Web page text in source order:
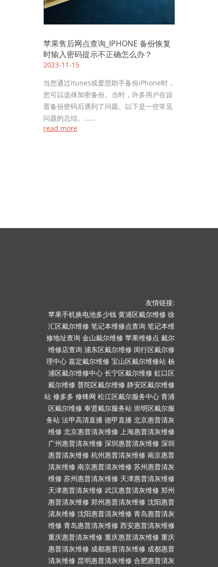
苹果售后网点查询_IPHONE 备份恢复
时输入密码提示不正确怎么办？
2023-11-15
当您通过itunes或爱思助手备份iPhone时，
您可以选择加密备份。当时，许多用户在设
置备份密码后遇到了问题。以下是一些常见
问题的总结。……
read more
友情链接:
苹果手机换电池多少钱 黄浦区戴尔维修 徐
汇区戴尔维修 笔记本维修点查询 笔记本维
修地址查询 金山戴尔维修 苹果维修点 戴尔
维修店查询 浦东区戴尔维修 闵行区戴尔修
理中心 嘉定戴尔维修 宝山区戴尔维修站 杨
浦区戴尔维修中心 长宁区戴尔维修 虹口区
戴尔维修 普陀区戴尔维修 静安区戴尔维修
站 修多多 修锋网 松江区戴尔服务中心 青浦
区戴尔维修 奉贤戴尔服务站 崇明区戴尔服
务站 法甲高清直播 德甲直播 北京惠普清灰
维修 北京惠普清灰维修 上海惠普清灰维修
广州惠普清灰维修 深圳惠普清灰维修 深圳
惠普清灰维修 杭州惠普清灰维修 南京惠普
清灰维修 南京惠普清灰维修 苏州惠普清灰
维修 苏州惠普清灰维修 天津惠普清灰维修
天津惠普清灰维修 武汉惠普清灰维修 郑州
惠普清灰维修 郑州惠普清灰维修 沈阳惠普
清灰维修 沈阳惠普清灰维修 青岛惠普清灰
维修 青岛惠普清灰维修 西安惠普清灰维修
重庆惠普清灰维修 重庆惠普清灰维修 重庆
惠普清灰维修 成都惠普清灰维修 成都惠普
清灰维修 昆明惠普清灰维修 合肥惠普清灰